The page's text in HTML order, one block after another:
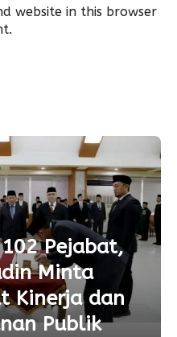
website in this browser
Pejabat,
Minta
Kinerja dan
Publik